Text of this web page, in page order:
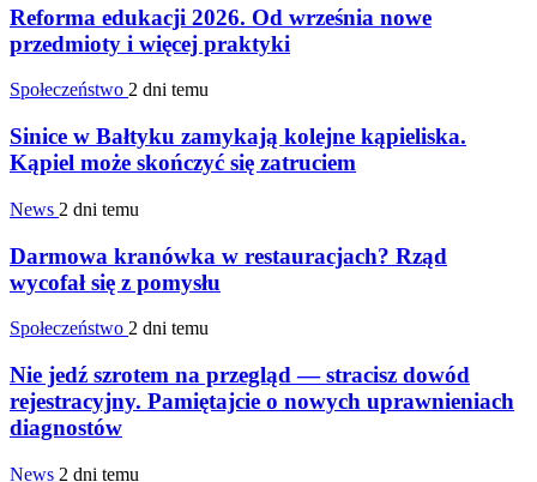
Reforma edukacji 2026. Od września nowe
przedmioty i więcej praktyki
Społeczeństwo 2 dni temu
Sinice w Bałtyku zamykają kolejne kąpieliska.
Kąpiel może skończyć się zatruciem
News 2 dni temu
Darmowa kranówka w restauracjach? Rząd
wycofał się z pomysłu
Społeczeństwo 2 dni temu
Nie jedź szrotem na przegląd — stracisz dowód
rejestracyjny. Pamiętajcie o nowych uprawnieniach
diagnostów
News 2 dni temu